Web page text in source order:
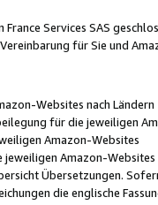
Services SAS
für Sie und
Websites nach Ländern
für die jeweiligen
Amazon-Websites
Amazon-Websites
Übersetzungen.
die englische